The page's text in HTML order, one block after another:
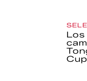
Los
Cup